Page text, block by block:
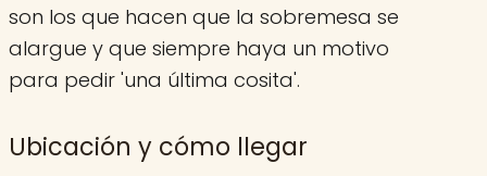
son los que hacen que la sobremesa se
alargue y que siempre haya un motivo
para pedir 'una última cosita'.
Ubicación y cómo llegar